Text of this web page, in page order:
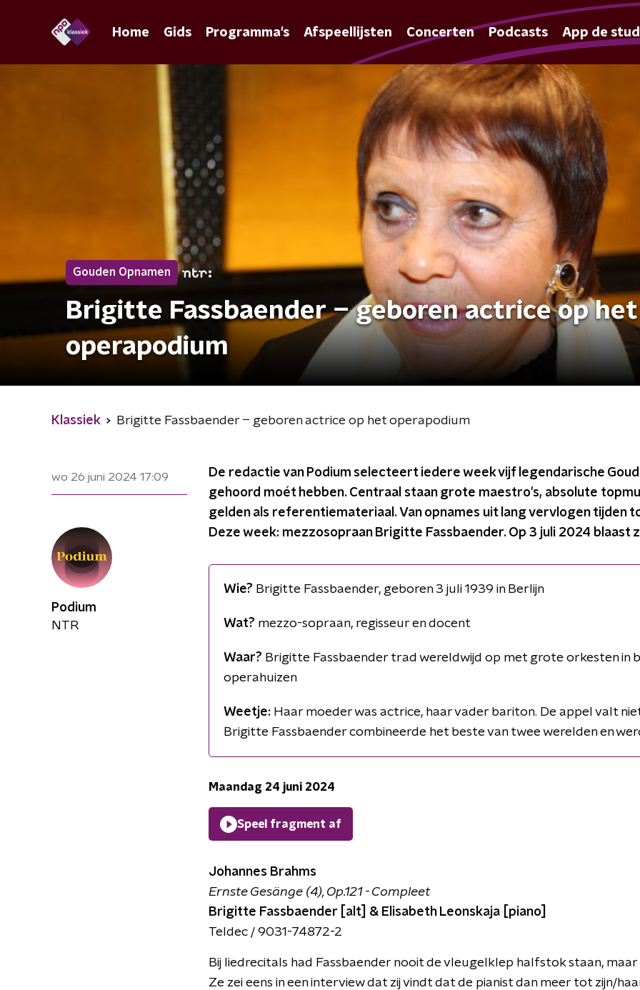
Home Gids Programma's Afspeellijsten Concerten Podcasts App de
Gouden Opnamen
Brigitte Fassbaender − geboren actrice op het
operapodium
Klassiek Brigitte Fassbaender − geboren actrice op het operapodium
wo 26 juni 2024 17:09
De redactie van Podium selecteert iedere week vijf legendarische
gehoord moét hebben. Centraal staan grote maestro's, absolute
gelden als referentiemateriaal. Van opnames uit lang vervlogen tijden
Deze week: mezzosopraan Brigitte Fassbaender. Op 3 juli 2024 blaast
Wie? Brigitte Fassbaender, geboren 3 juli 1939 in Berlijn
Wat? mezzo-sopraan, regisseur en docent
Waar? Brigitte Fassbaender trad wereldwijd op met grote orkesten in
operahuizen
Weetje: Haar moeder was actrice, haar vader bariton. De appel valt
Brigitte Fassbaender combineerde het beste van twee werelden en
Maandag 24 juni 2024
Speel fragment af
Johannes Brahms
Ernste Gesänge (4), Op.121 - Compleet
Brigitte Fassbaender [alt] & Elisabeth Leonskaja [piano]
Teldec / 9031-74872-2
Bij liedrecitals had Fassbaender nooit de vleugelklep halfstok staan,
Ze zei eens in een interview dat zij vindt dat de pianist dan meer tot zijn/
Podium
NTR